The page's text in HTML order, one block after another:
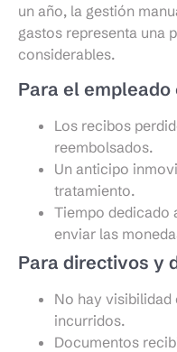
un año, la gestión
gastos representa una
considerables.
Para el empleado
Los recibos
reembolsados.
Un anticipo
tratamiento.
Tiempo dedicado
enviar las
Para directivos y
No hay visibilidad
incurridos.
Documentos